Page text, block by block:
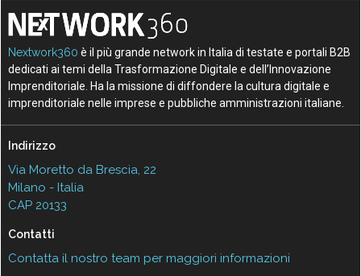
Nextwork360 è il più grande network in Italia di testate e portali B2B
dedicati ai temi della Trasformazione Digitale e dell’Innovazione
Imprenditoriale. Ha la missione di diffondere la cultura digitale e
imprenditoriale nelle imprese e pubbliche amministrazioni italiane.
Indirizzo
Via Moretto da Brescia, 22
Milano - Italia
CAP 20133
Contatti
Contatta il nostro team per maggiori informazioni